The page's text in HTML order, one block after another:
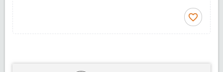
favorite_border